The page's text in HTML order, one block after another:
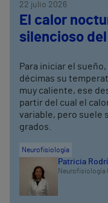
22 julio 2026
El calor
silencioso
Para iniciar el
décimas su
muy caliente, ese
partir del cual el
variable, pero suele
grados.
Neurofisiología
Patricia
Neurofisiología